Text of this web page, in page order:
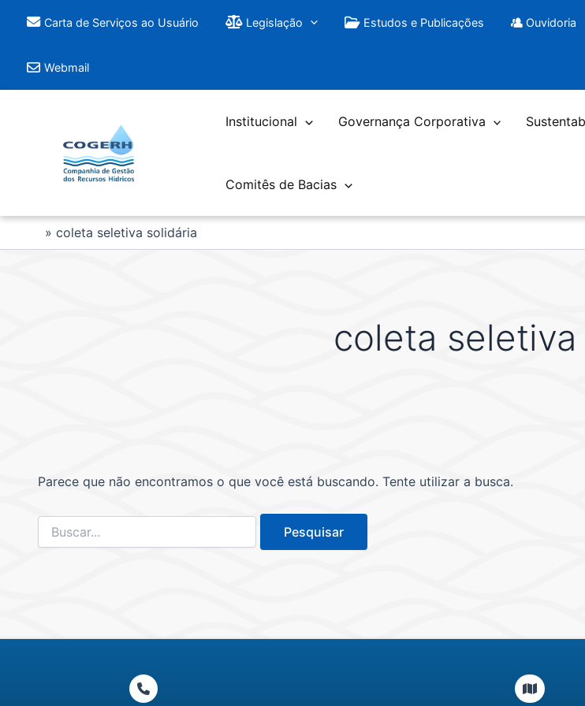
conteúdo
Carta de Serviços ao Usuário Legislação Estudos e Publicações Ouvidoria
Webmail
Institucional Governança Corporativa
Comitês de Bacias
coleta seletiva solidária
coleta seletiva
Parece que não encontramos o que você está buscando. Tente utilizar a busca.
Pesquisar
por: